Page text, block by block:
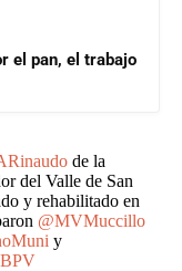
el pan, el trabajo
de la
del Valle de San
y rehabilitado en
@MVMuccillo
y